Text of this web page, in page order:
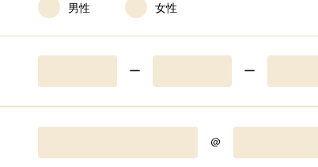
男性 女性
ー ー
＠